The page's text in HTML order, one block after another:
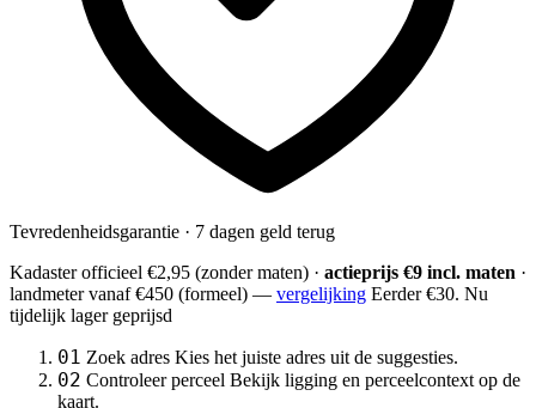
Tevredenheidsgarantie · 7 dagen geld terug
Kadaster officieel €2,95 (zonder maten) · actieprijs €9 incl. maten ·
landmetervanaf €450 (formeel) — vergelijking Eerder €30. Nu
tijdelijk lager geprijsd
01 Zoek adres Kies het juiste adres uit de suggesties.
02 Controleer perceel Bekijk ligging en perceelcontext op de
kaart.